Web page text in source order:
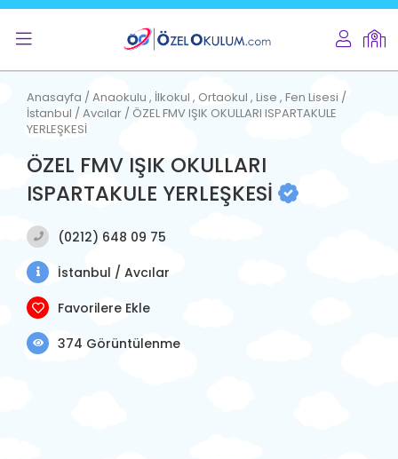
Anasayfa / Anaokulu , İlkokul , Ortaokul , Lise , Fen Lisesi /
İstanbul / Avcılar / ÖZEL FMV IŞIK OKULLARI ISPARTAKULE
YERLEŞKESİ
ÖZEL FMV IŞIK OKULLARI
ISPARTAKULE YERLEŞKESİ
(0212) 648 09 75
İstanbul / Avcılar
Favorilere Ekle
374 Görüntülenme